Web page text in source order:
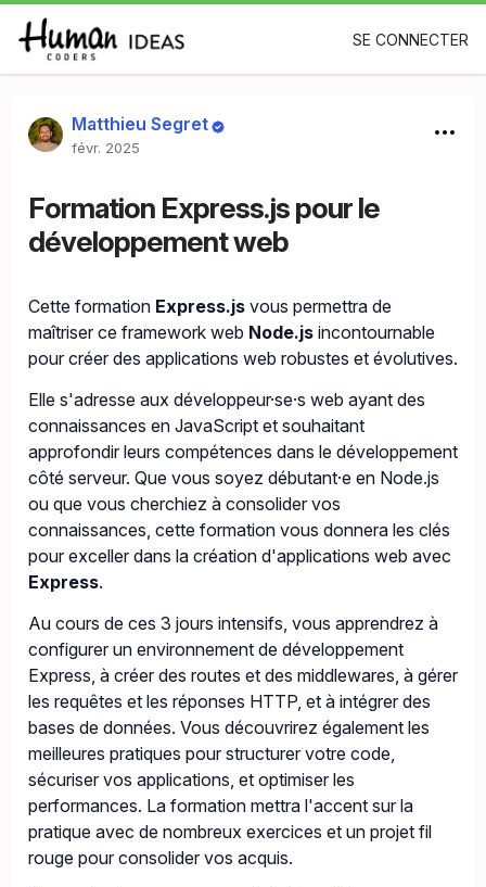
SE CONNECTER
Matthieu Segret
févr. 2025
Formation Express.js pour le
développement web
Cette formation Express.js vous permettra de
maîtriser ce framework web Node.js incontournable
pour créer des applications web robustes et évolutives.
Elle s'adresse aux développeur·se·s web ayant des
connaissances en JavaScript et souhaitant
approfondir leurs compétences dans le développement
côté serveur. Que vous soyez débutant·e en Node.js
ou que vous cherchiez à consolider vos
connaissances, cette formation vous donnera les clés
pour exceller dans la création d'applications web avec
Express.
Au cours de ces 3 jours intensifs, vous apprendrez à
configurer un environnement de développement
Express, à créer des routes et des middlewares, à gérer
les requêtes et les réponses HTTP, et à intégrer des
bases de données. Vous découvrirez également les
meilleures pratiques pour structurer votre code,
sécuriser vos applications, et optimiser les
performances. La formation mettra l'accent sur la
pratique avec de nombreux exercices et un projet fil
rouge pour consolider vos acquis.